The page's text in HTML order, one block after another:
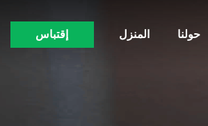
المنزل حولنا إقتباس